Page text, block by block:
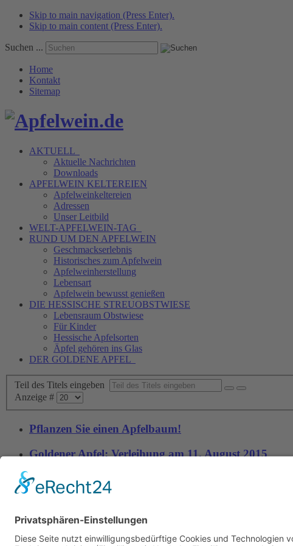
Skip to main navigation (Press Enter).
Skip to main content (Press Enter).
Suchen ...
Home
Kontakt
Sitemap
AKTUELL
Aktuelle Nachrichten
Downloads
APFELWEIN KELTEREIEN
Apfelweinkeltereien
Adressen
Unser Leitbild
WELT-APFELWEIN-TAG
RUND UM DEN APFELWEIN
Geschmackserlebnis
Historisches zum Apfelwein
Apfelweinherstellung
Lebensart
Apfelwein bewusst genießen
DIE HESSISCHE STREUOBSTWIESE
Lebensraum Obstwiese
Für Kinder
Hessische Apfelsorten
Äpfel gehören ins Glas
DER GOLDENE APFEL
Teil des Titels eingeben
Anzeige #
Pflanzen Sie einen Apfelbaum!
Goldener Apfel: Verleihung am 11. August 2015
Tel. +49 6104 6698-261
Apfelwein.de